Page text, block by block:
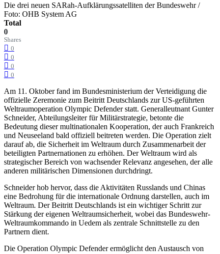
Die drei neuen SARah-Aufklärungssatelliten der Bundeswehr /
Foto: OHB System AG
Total
0
Shares
0
0
0
0
Am 11. Oktober fand im Bundesministerium der Verteidigung die
offizielle Zeremonie zum Beitritt Deutschlands zur US-geführten
Weltraumoperation Olympic Defender statt. Generalleutnant Gunter
Schneider, Abteilungsleiter für Militärstrategie, betonte die
Bedeutung dieser multinationalen Kooperation, der auch Frankreich
und Neuseeland bald offiziell beitreten werden. Die Operation zielt
darauf ab, die Sicherheit im Weltraum durch Zusammenarbeit der
beteiligten Partnernationen zu erhöhen. Der Weltraum wird als
strategischer Bereich von wachsender Relevanz angesehen, der alle
anderen militärischen Dimensionen durchdringt.
Schneider hob hervor, dass die Aktivitäten Russlands und Chinas
eine Bedrohung für die internationale Ordnung darstellen, auch im
Weltraum. Der Beitritt Deutschlands ist ein wichtiger Schritt zur
Stärkung der eigenen Weltraumsicherheit, wobei das Bundeswehr-
Weltraumkommando in Uedem als zentrale Schnittstelle zu den
Partnern dient.
Die Operation Olympic Defender ermöglicht den Austausch von